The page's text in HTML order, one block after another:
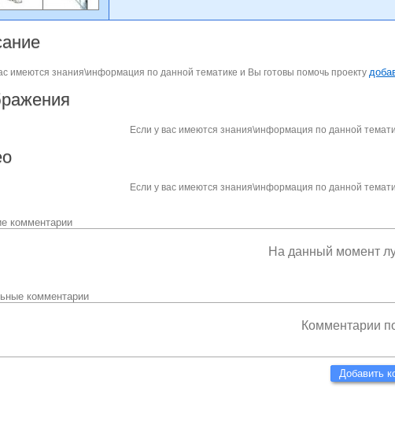
имеются знания\информация по данной тематике и Вы готовы помочь проекту
Если у вас имеются знания\информация по данной
Если у вас имеются знания\информация по данной
комментарии
На данный момент
комментарии
Комментарии
Добавить